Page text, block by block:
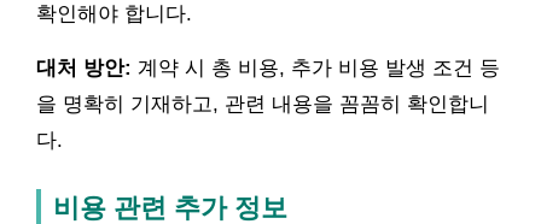
확인해야 합니다.
대처 방안: 계약 시 총 비용, 추가 비용 발생 조건 등
을 명확히 기재하고, 관련 내용을 꼼꼼히 확인합니
다.
비용 관련 추가 정보